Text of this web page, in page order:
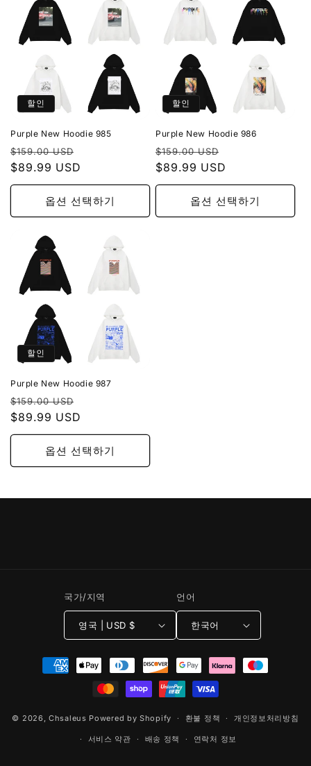
할인
Purple New Hoodie 985
정
가
$159.00 USD
가
$89.99 USD
옵션 선택하기
할인
Purple New Hoodie 986
정
가
$159.00 USD
가
$89.99 USD
옵션 선택하기
할인
Purple New Hoodie 987
정
가
$159.00 USD
가
$89.99 USD
옵션 선택하기
국가/지역
영국 | USD $
언어
한국어
법
© 2026,Chsaleus Powered by Shopify 환불 정책 개인정보처리방침
서비스 약관 배송 정책 연락처 정보